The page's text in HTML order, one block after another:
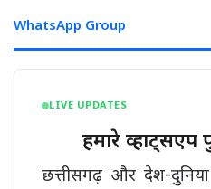
WhatsApp Group
LIVE UPDATES
हमारे व्हाट्सएप
छत्तीसगढ़ और देश-